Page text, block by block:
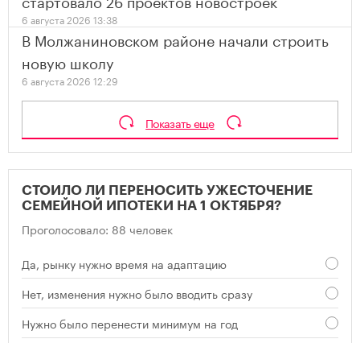
6 августа 2026 13:38
В Молжаниновском районе начали строить
новую школу
6 августа 2026 12:29
Показать еще
СТОИЛО ЛИ ПЕРЕНОСИТЬ УЖЕСТОЧЕНИЕ
СЕМЕЙНОЙ ИПОТЕКИ НА 1 ОКТЯБРЯ?
Проголосовало: 88 человек
Да, рынку нужно время на адаптацию
Нет, изменения нужно было вводить сразу
Нужно было перенести минимум на год